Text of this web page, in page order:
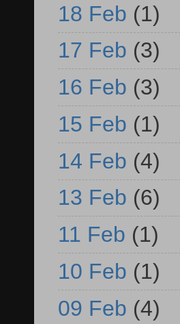
18 Feb (1)
17 Feb (3)
16 Feb (3)
15 Feb (1)
14 Feb (4)
13 Feb (6)
11 Feb (1)
10 Feb (1)
09 Feb (4)